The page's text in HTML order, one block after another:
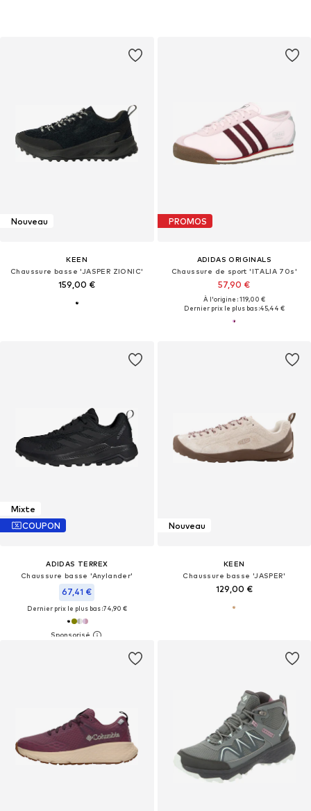
Nouveau
KEEN
Chaussure basse 'JASPER ZIONIC'
159,00 €
PROMOS
ADIDAS ORIGINALS
Chaussure de sport 'ITALIA 70s'
57,90 €
À l'origine : 119,00 €
Dernier prix le plus bas :45,44 €
Mixte
COUPON
ADIDAS TERREX
Chaussure basse 'Anylander'
67,41 €
Dernier prix le plus bas :74,90 €
Nouveau
KEEN
Chaussure basse 'JASPER'
129,00 €